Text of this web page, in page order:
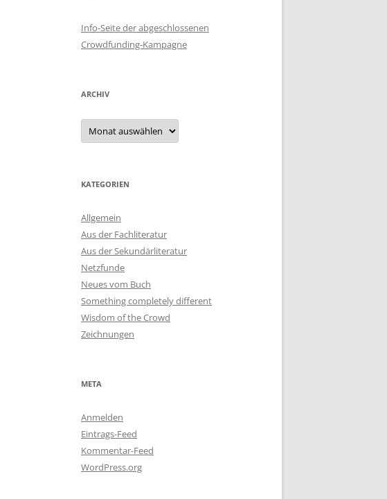
Info-Seite der abgeschlossenen
Crowdfunding-Kampagne
ARCHIV
Archiv
KATEGORIEN
Allgemein
Aus der Fachliteratur
Aus der Sekundärliteratur
Netzfunde
Neues vom Buch
Something completely different
Wisdom of the Crowd
Zeichnungen
META
Anmelden
Eintrags-Feed
Kommentar-Feed
WordPress.org